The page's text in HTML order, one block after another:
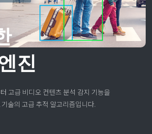
진
고급 비디오 컨텐츠 분석 감지 기능을
술의 고급 추적 알고리즘입니다.